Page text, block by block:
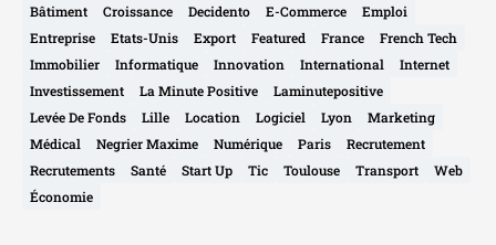
Bâtiment
Croissance Decidento E-Commerce
Emploi
Entreprise
Etats-Unis Export Featured France
French Tech
Immobilier
Informatique Innovation International
Internet
Investissement
La Minute Positive
Laminutepositive
Levée De Fonds
Lille Location Logiciel Lyon
Marketing
Médical
Negrier Maxime Numérique Paris
Recrutement
Recrutements
Santé Start Up Tic Toulouse Transport
Web
Économie